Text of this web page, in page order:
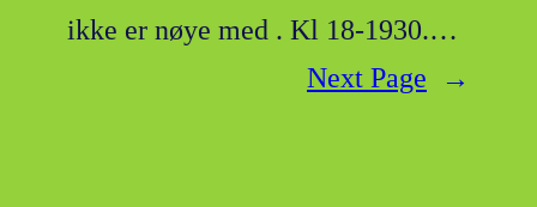
ikke er nøye med . Kl 18-1930.…
Next Page
→